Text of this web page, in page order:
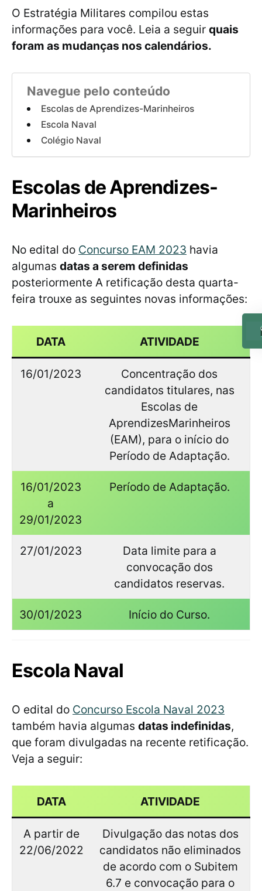
O Estratégia Militares compilou estas
informações para você. Leia a seguir quais
foram as mudanças nos calendários.
Navegue pelo conteúdo
Escolas de Aprendizes-Marinheiros
Escola Naval
Colégio Naval
Escolas de Aprendizes-
Marinheiros
No edital do Concurso EAM 2023 havia
algumas datas a serem definidas
posteriormente A retificação desta quarta-
feira trouxe as seguintes novas informações:
DATA ATIVIDADE
16/01/2023
Concentração dos
candidatos titulares, nas
Escolas de
AprendizesMarinheiros
(EAM), para o início do
Período de Adaptação.
16/01/2023
a
29/01/2023
Período de Adaptação.
27/01/2023
Data limite para a
convocação dos
candidatos reservas.
30/01/2023 Início do Curso.
Escola Naval
O edital do Concurso Escola Naval 2023
também havia algumas datas indefinidas,
que foram divulgadas na recente retificação.
Veja a seguir:
DATA ATIVIDADE
A partir de
22/06/2022
Divulgação das notas dos
candidatos não eliminados
de acordo com o Subitem
6.7 e convocação para o